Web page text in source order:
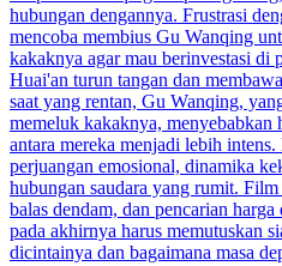
hubungan dengannya. Frustrasi
mencoba membius Gu Wanqing
kakaknya agar mau berinvestasi di
Huai'an turun tangan dan
saat yang rentan, Gu Wanqing,
memeluk kakaknya, menyebabkan
antara mereka menjadi lebih
perjuangan emosional, dinamika
hubungan saudara yang rumit.
balas dendam, dan pencarian
pada akhirnya harus memutuskan
dicintainya dan bagaimana masa